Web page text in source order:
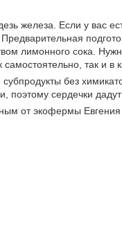
железа. Если у вас
лимонного сока.
самостоятельно, так и
субпродукты без
поэтому сердечки
от экофермы